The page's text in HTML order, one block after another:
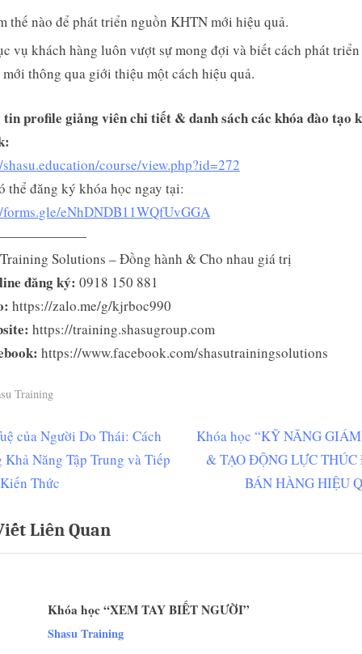
thế nào để phát triển nguồn KHTN mới hiệu quả.
vụ khách hàng luôn vượt sự mong đợi và biết cách phát triển
thông qua giới thiệu một cách hiệu quả.
tin profile giảng viên chi tiết & danh sách các khóa đào tạo
course/view.php?id=272
thể đăng ký khóa học ngay tại:
eNhDNDB11WQfUvGGA
Solutions – Đồng hành & Cho nhau giá trị
đăng ký: 0918 150 881
https://zalo.me/g/kjrboc990
https://training.shasugroup.com
https://www.facebook.com/shasutrainingsolutions
Training
của Người Do Thái: Cách
Khả Năng Tập Trung và Tiếp
Thức
N
o
Khóa học “KỸ NĂNG
& TẠO ĐỘNG LỰC
BÁN HÀNG HIỆU
Liên Quan
Khóa học “XEM TAY BIẾT NGƯỜI”
Shasu Training